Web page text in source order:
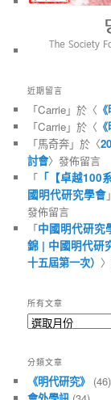
近期留言
「Carrie」於〈
「Carrie」於〈
「馬奇奔」於〈
討會〉發佈留言
「 「【卓越100
國明代研究學會
發佈留言
「中國明代研究
錦 | 中國明代研
十五屆第一次）
所有文章
所
章
分類文章
《明代研究》 (46)